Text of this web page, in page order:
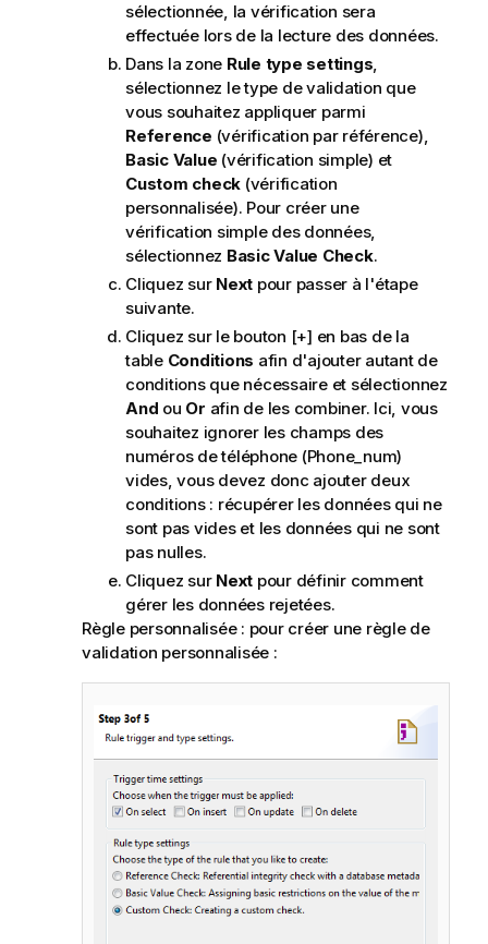
sélectionnée, la vérification sera
effectuée lors de la lecture des données.
Dans la zone Rule type settings,
sélectionnez le type de validation que
vous souhaitez appliquer parmi
Reference (vérification par référence),
Basic Value (vérification simple) et
Custom check (vérification
personnalisée). Pour créer une
vérification simple des données,
sélectionnez Basic Value Check.
Cliquez sur Next pour passer à l'étape
suivante.
Cliquez sur le bouton [+] en bas de la
table Conditions afin d'ajouter autant de
conditions que nécessaire et sélectionnez
And ou Or afin de les combiner. Ici, vous
souhaitez ignorer les champs des
numéros de téléphone (Phone_num)
vides, vous devez donc ajouter deux
conditions : récupérer les données qui ne
sont pas vides et les données qui ne sont
pas nulles.
Cliquez sur Next pour définir comment
gérer les données rejetées.
Règle personnalisée : pour créer une règle de
validation personnalisée :